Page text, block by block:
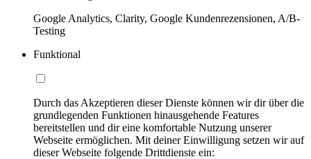
Google Analytics, Clarity, Google Kundenrezensionen, A/B-
Testing
Funktional
Durch das Akzeptieren dieser Dienste können wir dir über die
grundlegenden Funktionen hinausgehende Features
bereitstellen und dir eine komfortable Nutzung unserer
Webseite ermöglichen. Mit deiner Einwilligung setzen wir auf
dieser Webseite folgende Drittdienste ein: